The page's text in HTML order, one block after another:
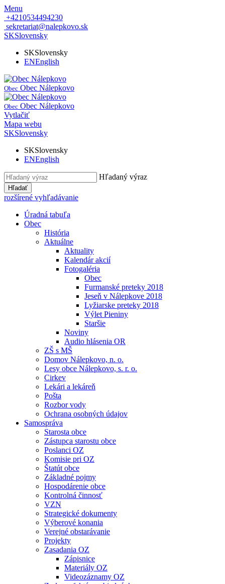
Menu
+4210534494230
sekretariat@nalepkovo.sk
SKSlovensky
SKSlovensky
ENEnglish
Obec Obec Nálepkovo
Obec Obec Nálepkovo
Vytlačiť
Mapa webu
SKSlovensky
SKSlovensky
ENEnglish
Hľadaný výraz
Hľadať
rozšírené vyhľadávanie
Úradná tabuľa
Obec
História
Aktuálne
Aktuality
Kalendár akcií
Fotogaléria
Obec
Furmanské preteky 2018
Jeseň v Nálepkove 2018
Lyžiarske preteky 2018
Výlet Pieniny
Staršie
Noviny
Audio hlásenia OR
ZŠ s MŠ
Domov Nálepkovo, n. o.
Lesy obce Nálepkovo, s. r. o.
Cirkev
Lekári a lekáreň
Pošta
Rozbor vody
Ochrana osobných údajov
Samospráva
Starosta obce
Zástupca starostu obce
Poslanci OZ
Komisie pri OZ
Štatút obce
Základné pojmy
Hospodárenie obce
Kontrolná činnosť
VZN
Strategické dokumenty
Výberové konania
Verejné obstarávanie
Projekty
Zasadania OZ
Zápisnice
Materiály OZ
Videozáznamy OZ